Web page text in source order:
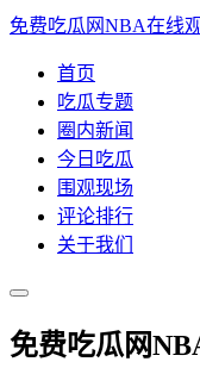
免费吃瓜网NBA在线
首页
吃瓜专题
圈内新闻
今日吃瓜
围观现场
评论排行
关于我们
免费吃瓜网